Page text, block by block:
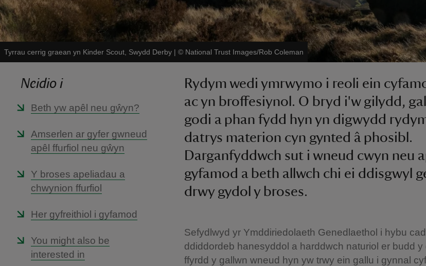
Tyrrau cerrig graean yn Kinder Scout, Swydd Derby | © National Trust Images/Rob Coleman
Neidio i
Beth yw apêl neu gŵyn?
Amserlen ar gyfer gwneud
apêl ffurfiol neu gŵyn
Y broses apeliadau a
chwynion ffurfiol
Her gyfreithiol i gyfamod
You might also be
interested in
Rydym wedi ymrwymo i reoli ein
ac yn broffesiynol. O bryd i'w gilydd,
godi a phan fydd hyn yn digwydd
datrys materion cyn gynted â phosibl.
Darganfyddwch sut i wneud cwyn neu
gyfamod a beth allwch chi ei ddisgwyl
drwy gydol y broses.
Sefydlwyd yr Ymddiriedolaeth Genedlaethol i hybu
ddiddordeb hanesyddol a harddwch naturiol er budd y
ffyrdd y gallwn wneud hyn yw trwy ein gallu i gynnal